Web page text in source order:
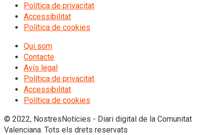
Política de privacitat
Accessibilitat
Política de cookies
Qui som
Contacte
Avís legal
Política de privacitat
Accessibilitat
Política de cookies
© 2022, NostresNotícies - Diari digital de la Comunitat
Valenciana. Tots els drets reservats